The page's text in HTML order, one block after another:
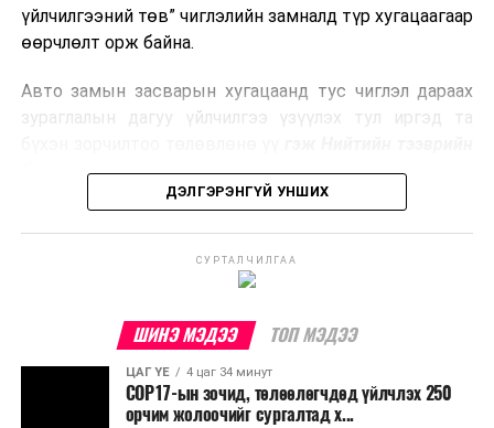
ашигладаг бол Нидерландад төвлөрсөн лаг
боловсруулах үйлдвэрүүдээр дулаан, цахилгаан
Ийнхүү лаг хатаах, шатаах технологийг лагийн
улсад өргөн ашиглаж байна.
үйлчилгээний төв” чиглэлийн замналд түр хугацаагаар
өөрчлөлт орж байна.
Авто замын засварын хугацаанд тус чиглэл дараах
зураглалын дагуу үйлчилгээ үзүүлэх тул иргэд та
бодлогын газраас мэдээллээ.
ДЭЛГЭРЭНГҮЙ УНШИХ
СУРТАЛЧИЛГАА
ШИНЭ МЭДЭЭ ТОП МЭДЭЭ
ЦАГ ҮЕ 4 цаг 34 минут
COP17-ын зочид, төлөөлөгчдөд үйлчлэх 250
орчим жолоочийг сургалтад х...